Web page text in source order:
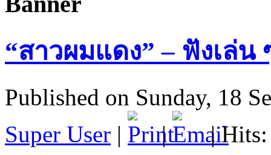
“สาวผมแดง” – ฟังเล่
Published on Sunday, 18
Super User | | | Hits: